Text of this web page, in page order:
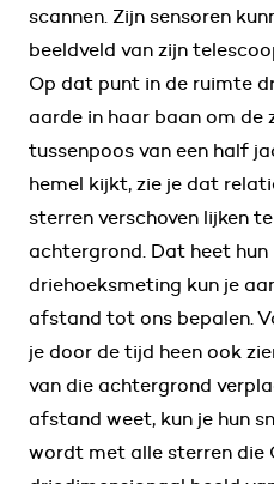
scannen. Zijn sensoren
beeldveld van zijn
Op dat punt in de ruimte
aarde in haar baan om de
tussenpoos van een half
hemel kijkt, zie je dat
sterren verschoven lijken
achtergrond. Dat heet
driehoeksmeting kun je
afstand tot ons bepalen.
je door de tijd heen ook
van die achtergrond
afstand weet, kun je hun
wordt met alle sterren die